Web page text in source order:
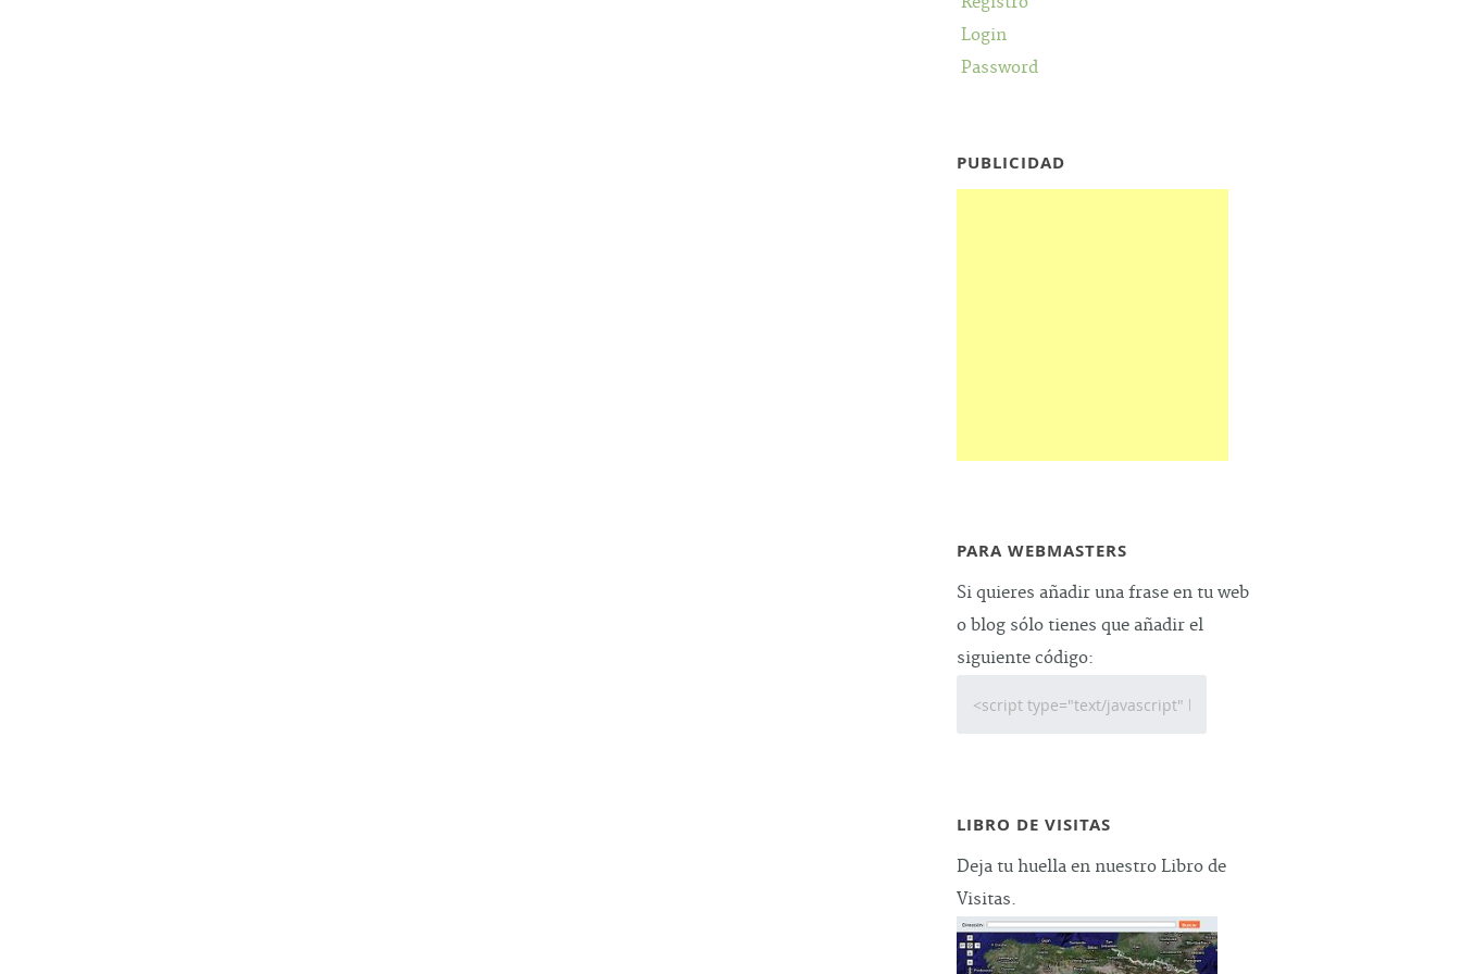
Login
Password
PUBLICIDAD
PARA WEBMASTERS
Si quieres añadir una frase en tu web
o blog sólo tienes que añadir el
siguiente código:
LIBRO DE VISITAS
Deja tu huella en nuestro Libro de
Visitas.